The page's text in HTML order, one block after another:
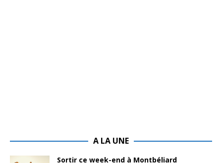
A LA UNE
Sortir ce week-end à Montbéliard